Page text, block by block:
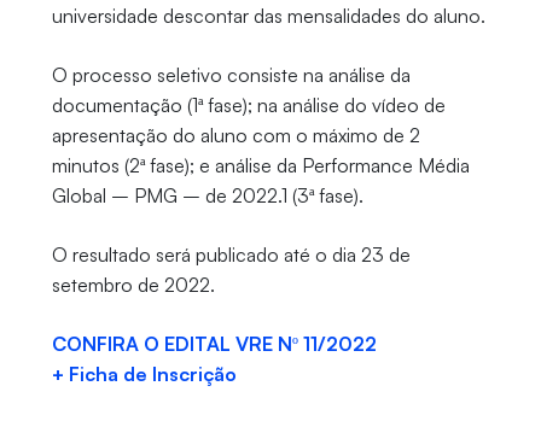
universidade descontar das mensalidades do aluno.
O processo seletivo consiste na análise da
documentação (1ª fase); na análise do vídeo de
apresentação do aluno com o máximo de 2
minutos (2ª fase); e análise da Performance Média
Global – PMG – de 2022.1 (3ª fase).
O resultado será publicado até o dia 23 de
setembro de 2022.
CONFIRA O EDITAL VRE Nº 11/2022
+ Ficha de Inscrição